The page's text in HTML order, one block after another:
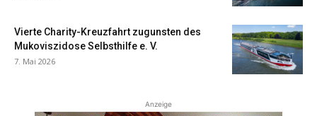
Vierte Charity-Kreuzfahrt zugunsten des
Mukoviszidose Selbsthilfe e. V.
7. Mai 2026
Anzeige